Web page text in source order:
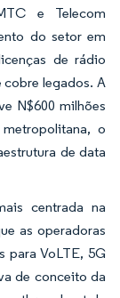
e Telecom
do setor em
de rádio
cobre legados. A
N$600 milhões
o
de data
centrada na
as operadoras
para VoLTE, 5G
de conceito da